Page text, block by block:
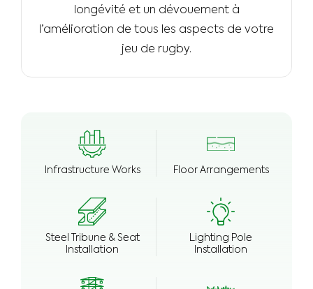
longévité et un dévouement à
l’amélioration de tous les aspects de votre
jeu de rugby.
Infrastructure Works Floor Arrangements
Steel Tribune & Seat
Installation
Lighting Pole
Installation